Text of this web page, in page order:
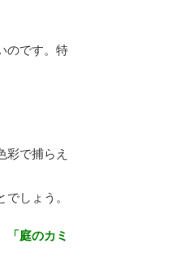
のです。特
で捕らえ
しょう。
「庭のカミ